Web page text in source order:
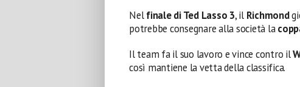
Nelfinale di Ted Lasso 3, il Richmond
potrebbe consegnare alla società la
Il team fa il suo lavoro e vince contro il
così mantiene la vetta della classifica.